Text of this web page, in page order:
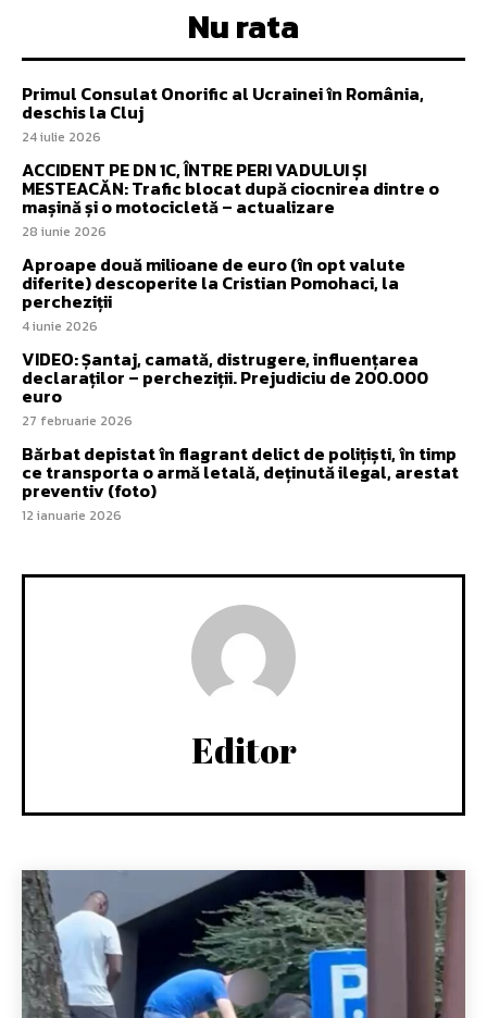
Nu rata
Primul Consulat Onorific al Ucrainei în România,
deschis la Cluj
24 iulie 2026
ACCIDENT PE DN 1C, ÎNTRE PERI VADULUI ȘI
MESTEACĂN: Trafic blocat după ciocnirea dintre o
mașină și o motocicletă – actualizare
28 iunie 2026
Aproape două milioane de euro (în opt valute
diferite) descoperite la Cristian Pomohaci, la
percheziții
4 iunie 2026
VIDEO: Șantaj, camată, distrugere, influențarea
declaraților – percheziții. Prejudiciu de 200.000
euro
27 februarie 2026
Bărbat depistat în flagrant delict de polițiști, în timp
ce transporta o armă letală, deținută ilegal, arestat
preventiv (foto)
12 ianuarie 2026
Editor